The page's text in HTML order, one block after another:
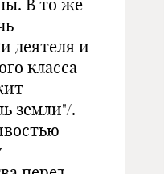
В то же
деятеля и
класса
земли"/.